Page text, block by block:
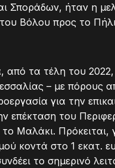
Σποράδων, ήταν η
Βόλου προς το
από τα τέλη του
– με πόρους
για την
επέκταση του
Μαλάκι. Πρόκειται,
κοντά στο 1 εκατ.
το σημερινό